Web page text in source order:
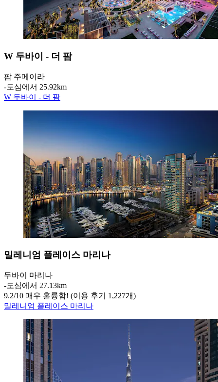
W 두바이 - 더 팜
팜 주메이라
‐도심에서 25.92km
W 두바이 - 더 팜
밀레니엄 플레이스 마리나
두바이 마리나
‐도심에서 27.13km
9.2/10 매우 훌륭함! (이용 후기 1,227개)
밀레니엄 플레이스 마리나